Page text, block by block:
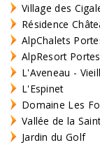
Village des
Résidence
AlpChalets
AlpResort
L'Aveneau -
L'Espinet
Domaine Les
Vallée de la
Jardin du Golf